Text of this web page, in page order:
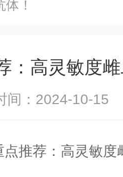
！
：高灵敏度
间：2024-10-